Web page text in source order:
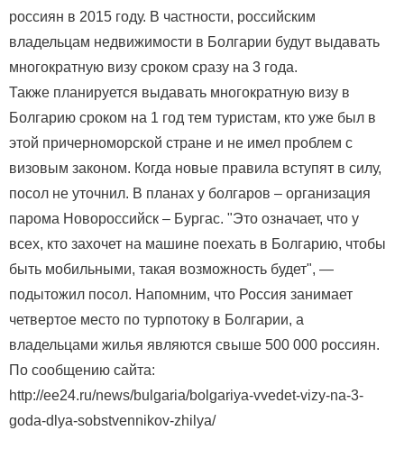
россиян в 2015 году. В частности, российским
владельцам недвижимости в Болгарии будут выдавать
многократную визу сроком сразу на 3 года.
Также планируется выдавать многократную визу в
Болгарию сроком на 1 год тем туристам, кто уже был в
этой причерноморской стране и не имел проблем с
визовым законом. Когда новые правила вступят в силу,
посол не уточнил. В планах у болгаров – организация
парома Новороссийск – Бургас. "Это означает, что у
всех, кто захочет на машине поехать в Болгарию, чтобы
быть мобильными, такая возможность будет", —
подытожил посол. Напомним, что Россия занимает
четвертое место по турпотоку в Болгарии, а
владельцами жилья являются свыше 500 000 россиян.
По сообщению сайта:
http://ee24.ru/news/bulgaria/bolgariya-vvedet-vizy-na-3-
goda-dlya-sobstvennikov-zhilya/